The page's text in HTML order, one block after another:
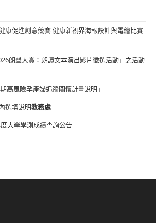
康促進創意競賽-健康新視界海報設計與電繪比賽
朗聲大賞：朗讀文本演出影片徵選活動」之活動
高風險孕產婦追蹤關懷計畫說明」
選填說明教務處
大學學測成績查詢公告